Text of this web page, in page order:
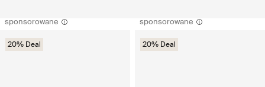
sponsorowane
20% Deal
sponsorowane
20% Deal